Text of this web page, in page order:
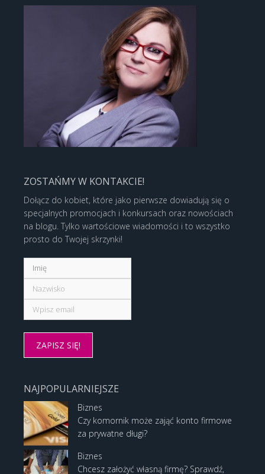
ZOSTAŃMY W KONTAKCIE!
Dołącz do kobiet, które jako pierwsze dowiadują się o
specjalnych promocjach i konkursach oraz nowościach
na blogu. Tylko wartościowe wiadomości i to wszystko
prosto do Twojej skrzynki!
NAJPOPULARNIEJSZE
Biznes
Czy komornik może zająć konto firmowe
za prywatne długi?
Biznes
Chcesz założyć własną firmę? Sprawdź,